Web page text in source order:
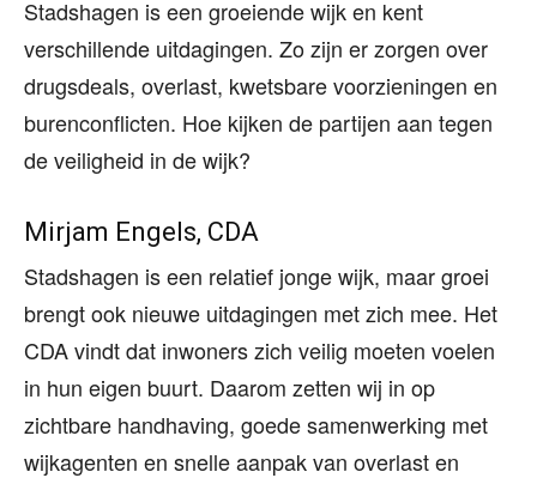
Stadshagen is een groeiende wijk en kent
verschillende uitdagingen. Zo zijn er zorgen over
drugsdeals, overlast, kwetsbare voorzieningen en
burenconflicten. Hoe kijken de partijen aan tegen
de veiligheid in de wijk?
Mirjam Engels, CDA
Stadshagen is een relatief jonge wijk, maar groei
brengt ook nieuwe uitdagingen met zich mee. Het
CDA vindt dat inwoners zich veilig moeten voelen
in hun eigen buurt. Daarom zetten wij in op
zichtbare handhaving, goede samenwerking met
wijkagenten en snelle aanpak van overlast en